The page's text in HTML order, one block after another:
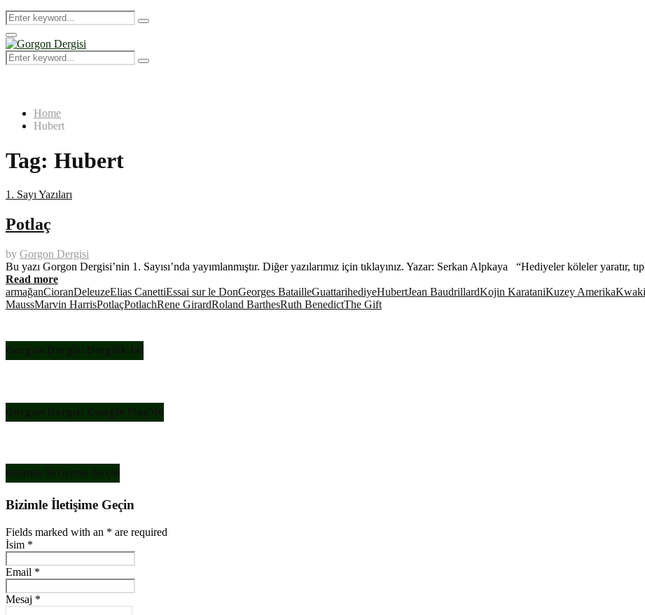
Search
for:
Search
Primary
Menu
Search
for:
Search
Home
Hubert
Tag: Hubert
1. Sayı Yazıları
Potlaç
by Gorgon Dergisi
Bu yazı Gorgon Dergisi’nin 1. Sayısı’nda yayımlanmıştır. Diğer yazılarımız için tıklayınız. Yazar: Serkan Alpkaya “Hediyeler köleler yaratır,
Read more
armağanCioranDeleuzeElias CanettiEssai sur le DonGeorges BatailleGuattarihediyeHubertJean BaudrillardKojin KarataniKuzey Amerika
MaussMarvin HarrisPotlaçPotlachRene GirardRoland BarthesRuth BenedictThe Gift
Gorgon Dergisi Dergilik’te!
Gorgon Dergisi Google Play’de
Bizimle İletişime Geçin
Bizimle İletişime Geçin
Fields marked with an * are required
İsim *
Email *
Mesaj *